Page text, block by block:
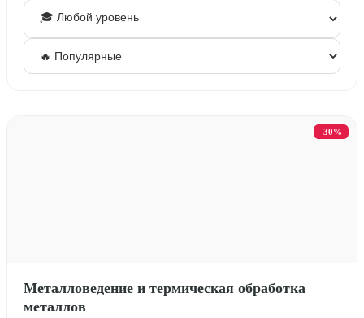
-30%
Металловедение и термическая обработка
металлов